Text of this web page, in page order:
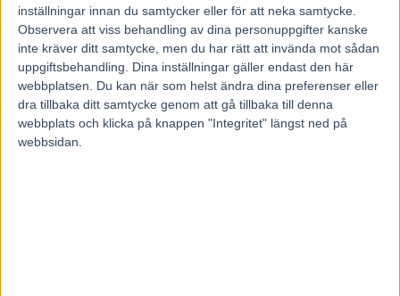
inställningar innan du samtycker eller för att neka samtycke.
Observera att viss behandling av dina personuppgifter kanske
inte kräver ditt samtycke, men du har rätt att invända mot sådan
uppgiftsbehandling. Dina inställningar gäller endast den här
webbplatsen. Du kan när som helst ändra dina preferenser eller
dra tillbaka ditt samtycke genom att gå tillbaka till denna
webbplats och klicka på knappen "Integritet" längst ned på
webbsidan.
Föregående artikel
Inför V86: Drömduon jagar
sjunde segern i tionde
försöket tillsammans
Nästa artikel
Inför V75 (skärtorsdag):
Chapuy i brakande påskform
RELATERADE ARTIKLAR